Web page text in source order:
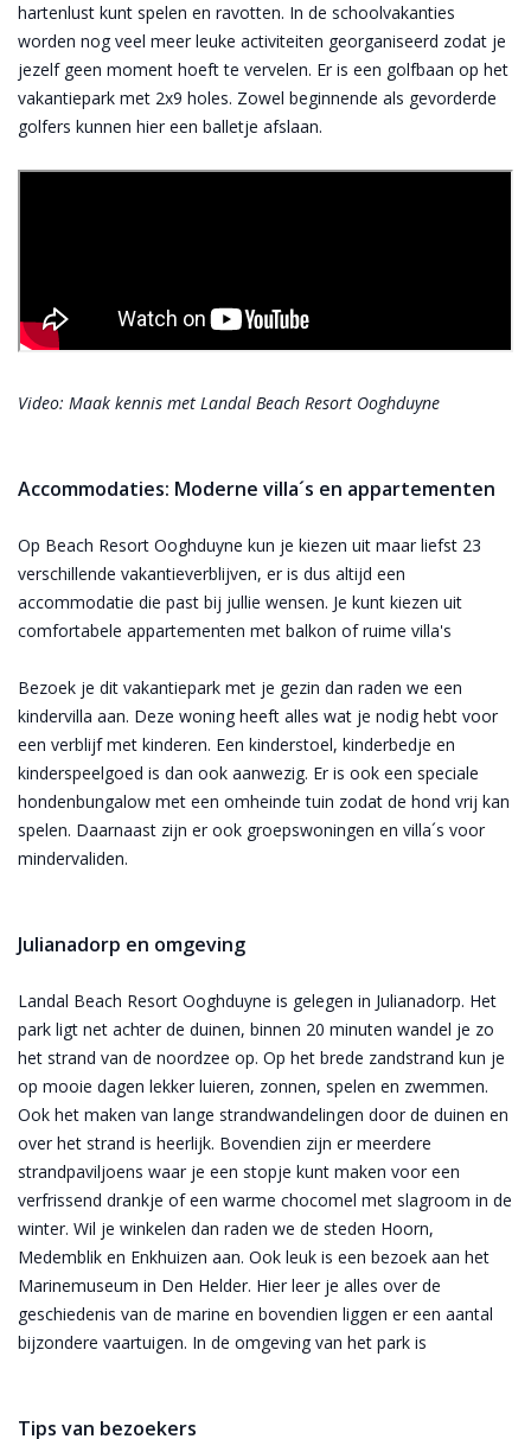
hartenlust kunt spelen en ravotten. In de schoolvakanties
worden nog veel meer leuke activiteiten georganiseerd zodat je
jezelf geen moment hoeft te vervelen. Er is een golfbaan op het
vakantiepark met 2x9 holes. Zowel beginnende als gevorderde
golfers kunnen hier een balletje afslaan.
Video: Maak kennis met Landal Beach Resort Ooghduyne
Accommodaties: Moderne villa´s en appartementen
Op Beach Resort Ooghduyne kun je kiezen uit maar liefst 23
verschillende vakantieverblijven, er is dus altijd een
accommodatie die past bij jullie wensen. Je kunt kiezen uit
comfortabele appartementen met balkon of ruime villa's
Bezoek je dit vakantiepark met je gezin dan raden we een
kindervilla aan. Deze woning heeft alles wat je nodig hebt voor
een verblijf met kinderen. Een kinderstoel, kinderbedje en
kinderspeelgoed is dan ook aanwezig. Er is ook een speciale
hondenbungalow met een omheinde tuin zodat de hond vrij kan
spelen. Daarnaast zijn er ook groepswoningen en villa´s voor
mindervaliden.
Julianadorp en omgeving
Landal Beach Resort Ooghduyne is gelegen in Julianadorp. Het
park ligt net achter de duinen, binnen 20 minuten wandel je zo
het strand van de noordzee op. Op het brede zandstrand kun je
op mooie dagen lekker luieren, zonnen, spelen en zwemmen.
Ook het maken van lange strandwandelingen door de duinen en
over het strand is heerlijk. Bovendien zijn er meerdere
strandpaviljoens waar je een stopje kunt maken voor een
verfrissend drankje of een warme chocomel met slagroom in de
winter. Wil je winkelen dan raden we de steden Hoorn,
Medemblik en Enkhuizen aan. Ook leuk is een bezoek aan het
Marinemuseum in Den Helder. Hier leer je alles over de
geschiedenis van de marine en bovendien liggen er een aantal
bijzondere vaartuigen. In de omgeving van het park is
Tips van bezoekers